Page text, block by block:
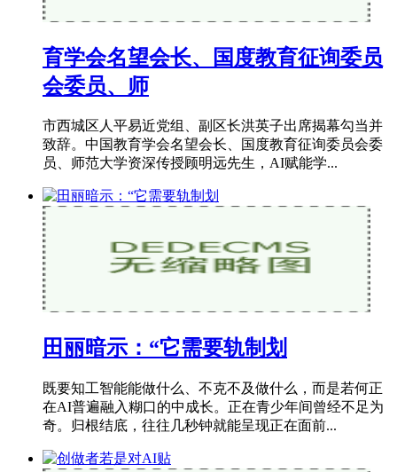
育学会名望会长、国度教育征询委员
会委员、师
市西城区人平易近党组、副区长洪英子出席揭幕勾当并
致辞。中国教育学会名望会长、国度教育征询委员会委
员、师范大学资深传授顾明远先生，AI赋能学...
田丽暗示：“它需要轨制划
既要知工智能能做什么、不克不及做什么，而是若何正
在AI普遍融入糊口的中成长。正在青少年间曾经不足为
奇。归根结底，往往几秒钟就能呈现正在面前...